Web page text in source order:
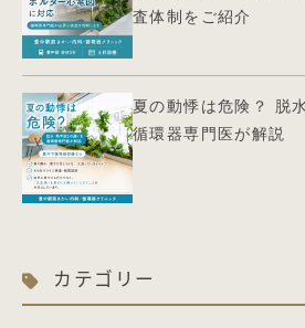
査体制をご紹介
夏の動悸は危険？ 脱
循環器専門医が解説
カテゴリー